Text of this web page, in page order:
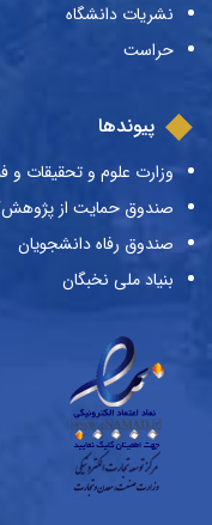
نشریات دانشگاه
حراست
پیوندها
وزارت علوم و تحقیقات و
صندوق حمایت از
صندوق رفاه دانشجویان
بنیاد ملی نخبگان